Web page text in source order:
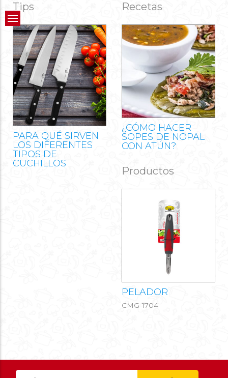
Tips
PARA QUÉ SIRVEN
LOS DIFERENTES
TIPOS DE
CUCHILLOS
Recetas
¿CÓMO HACER
SOPES DE NOPAL
CON ATÚN?
Productos
PELADOR
CMG-1704